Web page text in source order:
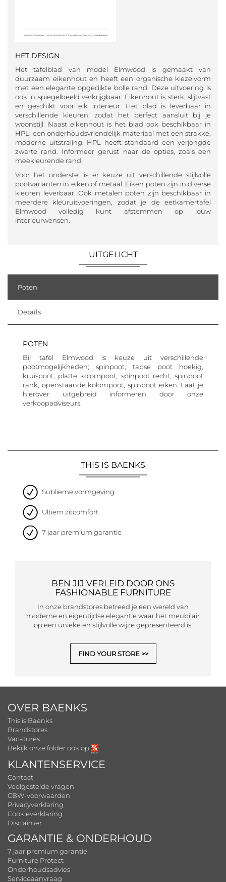
HET DESIGN
Het tafelblad van model Elmwood is gemaakt van
duurzaam eikenhout en heeft een organische kiezelvorm
met een elegante opgedikte bolle rand. Deze uitvoering is
ook in spiegelbeeld verkrijgbaar. Eikenhout is sterk, slijtvast
en geschikt voor elk interieur. Het blad is leverbaar in
verschillende kleuren, zodat het perfect aansluit bij je
woonstijl. Naast eikenhout is het blad ook beschikbaar in
HPL: een onderhoudsvriendelijk materiaal met een strakke,
moderne uitstraling. HPL heeft standaard een verjongde
zwarte rand. Informeer gerust naar de opties, zoals een
meekleurende rand.
Voor het onderstel is er keuze uit verschillende stijlvolle
pootvarianten in eiken of metaal. Eiken poten zijn in diverse
kleuren leverbaar. Ook metalen poten zijn beschikbaar in
meerdere kleuruitvoeringen, zodat je de eetkamertafel
Elmwood volledig kunt afstemmen op jouw
interieurwensen.
UITGELICHT
Poten
Details
POTEN
Bij tafel Elmwood is keuze uit verschillende
pootmogelijkheden; spinpoot, tapse poot hoekig,
kruispoot, platte kolompoot, spinpoot recht, spinpoot
rank, openstaande kolompoot, spinpoot eiken. Laat je
hierover uitgebreid informeren door onze
verkoopadviseurs.
THIS IS BAENKS
Sublieme vormgeving
Ultiem zitcomfort
7 jaar premium garantie
BEN JIJ VERLEID DOOR ONS
FASHIONABLE FURNITURE
In onze brandstores betreed je een wereld van
moderne en eigentijdse elegantie waar het meubilair
op een unieke en stijlvolle wijze gepresenteerd is.
FIND YOUR STORE
OVER BAENKS
This is Baenks
Brandstores
Vacatures
Bekijk onze folder ook op
KLANTENSERVICE
Contact
Veelgestelde vragen
CBW-voorwaarden
Privacyverklaring
Cookieverklaring
Disclaimer
GARANTIE & ONDERHOUD
7 jaar premium garantie
Furniture Protect
Onderhoudsadvies
Serviceaanvraag